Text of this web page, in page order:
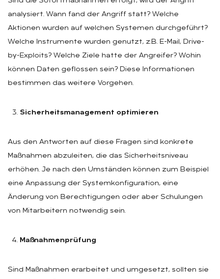
analysiert. Wann fand der Angriff statt? Welche
Aktionen wurden auf welchen Systemen durchgeführt?
Welche Instrumente wurden genutzt, z.B. E-Mail, Drive-
by-Exploits? Welche Ziele hatte der Angreifer? Wohin
können Daten geflossen sein? Diese Informationen
bestimmen das weitere Vorgehen.
Sicherheitsmanagement optimieren
Aus den Antworten auf diese Fragen sind konkrete
Maßnahmen abzuleiten, die das Sicherheitsniveau
erhöhen. Je nach den Umständen können zum Beispiel
eine Anpassung der Systemkonfiguration, eine
Änderung von Berechtigungen oder aber Schulungen
von Mitarbeitern notwendig sein.
Maßnahmenprüfung
Sind Maßnahmen erarbeitet und umgesetzt, sollten sie